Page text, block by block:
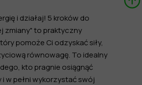
i działaj! 5 kroków do
zmiany" to praktyczny
pomoże Ci odzyskać siły,
równowagę. To idealny
kto pragnie osiągnąć
i w pełni wykorzystać swój